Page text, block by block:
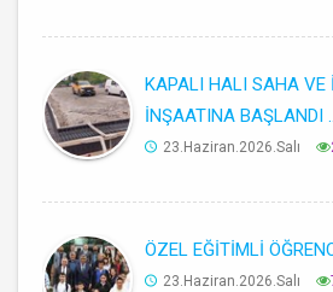
KAPALI HALI SAHA VE
İNŞAATINA BAŞLANDI ..
23.Haziran.2026.Salı
ÖZEL EĞİTİMLİ
23.Haziran.2026.Salı